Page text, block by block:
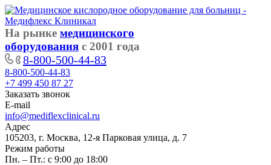
На рынке медицинского
оборудования с 2001 года
8-800-500-44-83
8-800-500-44-83
+7 499 450 87 27
Заказать звонок
E-mail
info@mediflexclinical.ru
Адрес
105203, г. Москва, 12-я Парковая улица, д. 7
Режим работы
Пн. – Пт.: с 9:00 до 18:00